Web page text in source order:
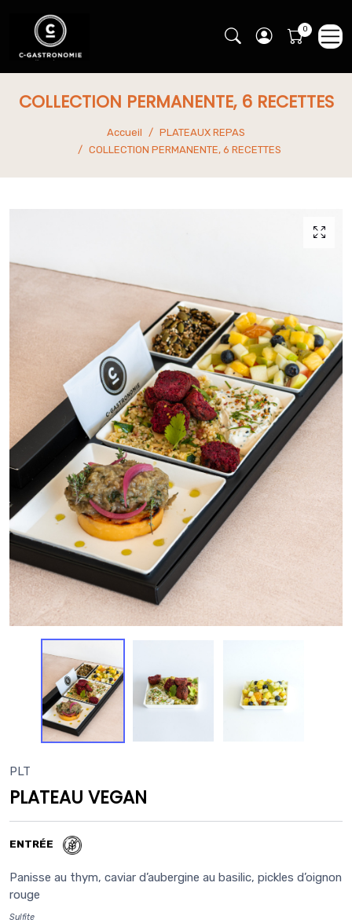
COLLECTION PERMANENTE, 6 RECETTES
Accueil
PLATEAUX REPAS
COLLECTION PERMANENTE, 6 RECETTES
PLT
PLATEAU VEGAN
ENTRÉE
Panisse au thym, caviar d’aubergine au basilic, pickles d’oignon
rouge
Sulfite